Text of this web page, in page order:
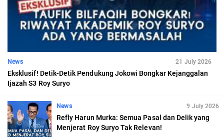
News 21 July 2026
Eksklusif! Detik-Detik Pendukung Jokowi Bongkar Kejanggalan
Ijazah S3 Roy Suryo
News 9 July 2026
Refly Harun Murka: Semua Pasal dan Delik yang
Menjerat Roy Suryo Tak Relevan!